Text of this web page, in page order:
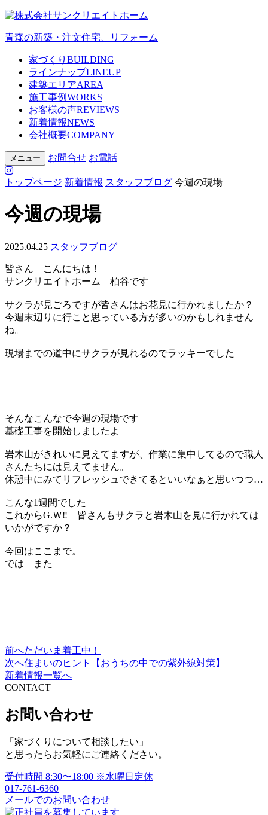
青森の新築・注文住宅、リフォーム
家づくり BUILDING
ラインナップLINEUP
建築エリアAREA
施工事例WORKS
お客様の声REVIEWS
新着情報NEWS
会社概要COMPANY
メニュー お問合せ お電話
トップページ 新着情報 スタッフブログ 今週の現場
今週の現場
2025.04.25 スタッフブログ
皆さん こんにちは！
サンクリエイトホーム 柏谷です
サクラが見ごろですが皆さんはお花見に行かれましたか？
今週末辺りに行こと思っている方が多いのかもしれません
ね。
現場までの道中にサクラが見れるのでラッキーでした
そんなこんなで今週の現場です
基礎工事を開始しましたよ
岩木山がきれいに見えてますが、作業に集中してるので職人
さんたちには見えてません。
休憩中にみてリフレッシュできてるといいなぁと思いつつ…
こんな1週間でした
これからG.Ｗ‼ 皆さんもサクラと岩木山を見に行かれては
いかがですか？
今回はここまで。
では また
投
稿
ナ
ビ
ー
シ
ョ
ン
前へただいま着工中！
次へ住まいのヒント【おうちの中での紫外線対策】
新着情報一覧へ
CONTACT
お問い合わせ
「家づくりについて相談したい」
と思ったらお気軽にご連絡ください。
受付時間 8:30〜18:00 ※水曜日定休
017-761-6360
メールでのお問い合わせ